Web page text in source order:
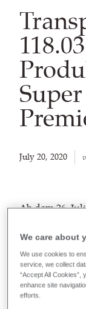
July 20, 2020
Ab dem 26.
der Klasse M3
neuen und
Plusund
We care about
We use cookies to
service, we collect
“Accept All
enhance site
efforts.